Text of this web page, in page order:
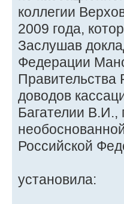
коллегии
2009 года,
Заслушав
Федерации
Правительства
доводов
Багателии В.И.,
Российской
установила: